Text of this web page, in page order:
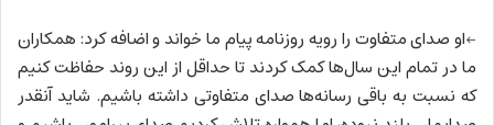
←او صدای متفاوت را رویه روزنامه پیام ما خواند و اضافه کرد: همکاران
ما در تمام این سال‌ها کمک کردند تا حداقل از این روند حفاظت کنیم
که نسبت به باقی رسانه‌ها صدای متفاوتی داشته باشیم. شاید آنقدر